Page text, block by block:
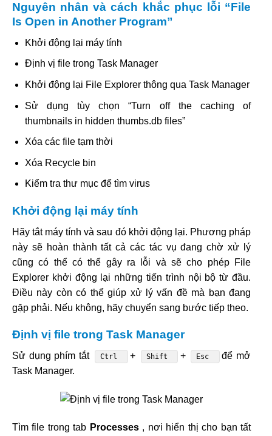
Nguyên nhân và cách khắc phục lỗi “File
Is Open in Another Program”
Khởi động lại máy tính
Định vị file trong Task Manager
Khởi động lại File Explorer thông qua Task Manager
Sử dụng tùy chọn “Turn off the caching of
thumbnails in hidden thumbs.db files”
Xóa các file tạm thời
Xóa Recycle bin
Kiểm tra thư mục để tìm virus
Khởi động lại máy tính
Hãy tắt máy tính và sau đó khởi động lại. Phương pháp
này sẽ hoàn thành tất cả các tác vụ đang chờ xử lý
cũng có thể có thể gây ra lỗi và sẽ cho phép File
Explorer khởi động lại những tiến trình nội bộ từ đầu.
Điều này còn có thể giúp xử lý vấn đề mà bạn đang
gặp phải. Nếu không, hãy chuyển sang bước tiếp theo.
Định vị file trong Task Manager
Sử dụng phím tắt Ctrl + Shift + Esc
để mở
Task Manager.
Tìm file trong tab Processes , nơi hiển thị cho bạn tất